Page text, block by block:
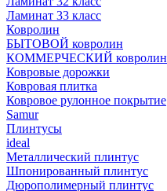
Ламинат 33 класс
Ковролин
БЫТОВОЙ ковролин
КОММЕРЧЕСКИЙ ковролин
Ковровые дорожки
Ковровая плитка
Ковровое рулонное покрытие
Samur
Плинтусы
ideal
Металлический плинтус
Шпонированный плинтус
Дюрополимерный плинтус